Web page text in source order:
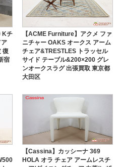
Kチ
ア
復
宿
【ACME Furniture】アクメ ファ
ニチャー OAKS オークス アーム
チェア&TRESTLES トラッセル
サイド テーブル&200×200 グレ
ンオークスラグ 出張買取 東京都
大田区
【Cassina】カッシーナ 369
HOLA オラ チェア アームレスチ